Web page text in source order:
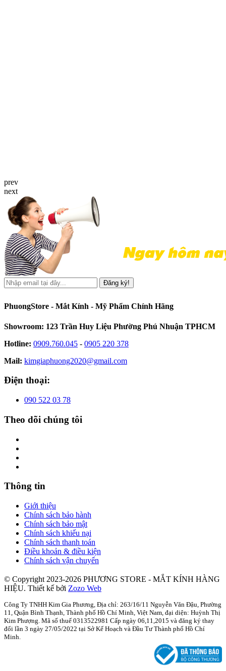
prev
next
Đăng ký!
PhuongStore - Mắt Kính - Mỹ Phẩm Chính Hãng
Showroom: 123 Trần Huy Liệu Phường Phú Nhuận TPHCM
Hotline: 0909.760.045 - 0905 220 378
Mail: kimgiaphuong2020@gmail.com
Điện thoại:
090 522 03 78
Theo dõi chúng tôi
Thông tin
Giới thiệu
Chính sách bảo hành
Chính sách bảo mật
Chính sách khiếu nại
Chính sách thanh toán
Điều khoản & điều kiện
Chính sách vận chuyển
© Copyright 2023-2026 PHƯƠNG STORE - MẮT KÍNH HÀNG
HIỆU. Thiết kế bởi Zozo Web
Công Ty TNHH Kim Gia Phương, Địa chỉ: 263/16/11 Nguyễn Văn Đậu, Phường
11, Quận Bình Thạnh, Thành phố Hồ Chí Minh, Việt Nam, đại diện: Huỳnh Thị
Kim Phượng. Mã số thuế 0313522981 Cấp ngày 06,11,2015 và đăng ký thay
đổi lần 3 ngày 27/05/2022 tại Sở Kế Hoạch và Đầu Tư Thành phố Hồ Chí
Minh.